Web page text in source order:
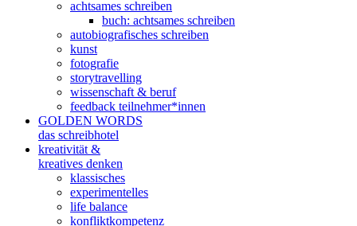
achtsames schreiben
buch: achtsames schreiben
autobiografisches schreiben
kunst
fotografie
storytravelling
wissenschaft & beruf
feedback teilnehmer*innen
GOLDEN WORDS
das schreibhotel
kreativität &
kreatives denken
klassisches
experimentelles
life balance
konfliktkompetenz